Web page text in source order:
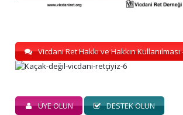
Vicdani Ret Hakkı ve Hakkın
ÜYE OLUN DESTEK OLUN